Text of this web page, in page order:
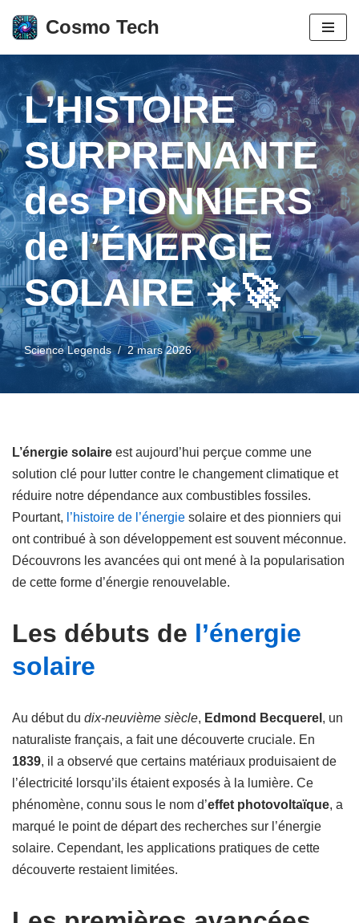
Aller
contenu
Cosmo Tech
L’HISTOIRE
SURPRENANTE
des PIONNIERS
de l’ÉNERGIE
SOLAIRE ☀️🚀
Science Legends 2 mars 2026
L’énergie solaire est aujourd’hui perçue comme une
solution clé pour lutter contre le changement climatique et
réduire notre dépendance aux combustibles fossiles.
Pourtant, l’histoire de l’énergie solaire et des pionniers qui
ont contribué à son développement est souvent méconnue.
Découvrons les avancées qui ont mené à la popularisation
de cette forme d’énergie renouvelable.
Les débuts de l’énergie
solaire
Au début du dix-neuvième siècle, Edmond Becquerel , un
naturaliste français, a fait une découverte cruciale. En
1839, il a observé que certains matériaux produisaient de
l’électricité lorsqu’ils étaient exposés à la lumière. Ce
phénomène, connu sous le nom d’effet photovoltaïque, a
marqué le point de départ des recherches sur l’énergie
solaire. Cependant, les applications pratiques de cette
découverte restaient limitées.